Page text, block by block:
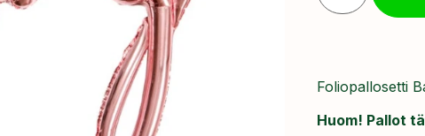
Foliopallosetti
Huom! Pallot